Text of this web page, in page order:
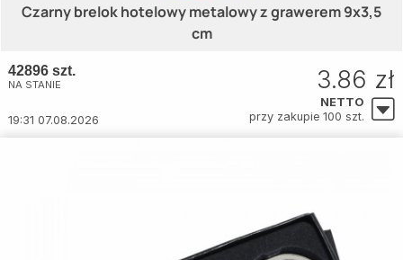
Czarny brelok hotelowy metalowy z grawerem 9x3,5
cm
42896 szt.
NA STANIE
19:31 07.08.2026
3.86 zł
NETTO
przy zakupie 100 szt.